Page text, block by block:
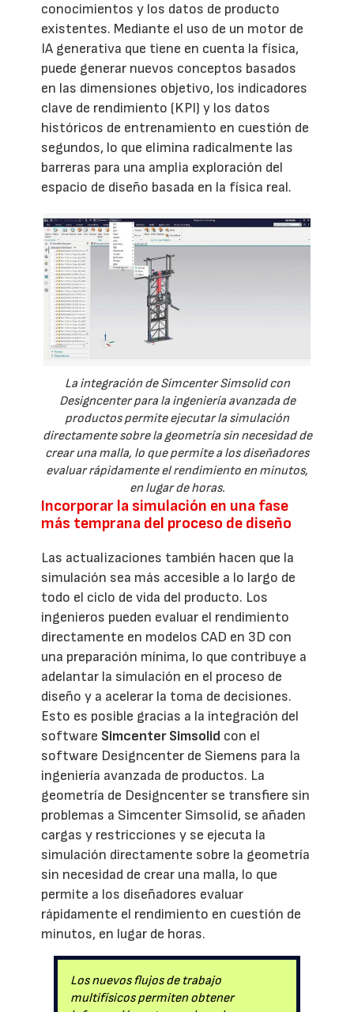
conocimientos y los datos de producto
existentes. Mediante el uso de un motor de
IA generativa que tiene en cuenta la física,
puede generar nuevos conceptos basados
en las dimensiones objetivo, los indicadores
clave de rendimiento (KPI) y los datos
históricos de entrenamiento en cuestión de
segundos, lo que elimina radicalmente las
barreras para una amplia exploración del
espacio de diseño basada en la física real.
La integración de Simcenter Simsolid con
Designcenter para la ingeniería avanzada de
productos permite ejecutar la simulación
directamente sobre la geometría sin necesidad de
crear una malla, lo que permite a los diseñadores
evaluar rápidamente el rendimiento en minutos,
en lugar de horas.
Incorporar la simulación en una fase
más temprana del proceso de diseño
Las actualizaciones también hacen que la
simulación sea más accesible a lo largo de
todo el ciclo de vida del producto. Los
ingenieros pueden evaluar el rendimiento
directamente en modelos CAD en 3D con
una preparación mínima, lo que contribuye a
adelantar la simulación en el proceso de
diseño y a acelerar la toma de decisiones.
Esto es posible gracias a la integración del
software Simcenter Simsolid con el
software Designcenter de Siemens para la
ingeniería avanzada de productos. La
geometría de Designcenter se transfiere sin
problemas a Simcenter Simsolid, se añaden
cargas y restricciones y se ejecuta la
simulación directamente sobre la geometría
sin necesidad de crear una malla, lo que
permite a los diseñadores evaluar
rápidamente el rendimiento en cuestión de
minutos, en lugar de horas.
Los nuevos flujos de trabajo
multifísicos permiten obtener